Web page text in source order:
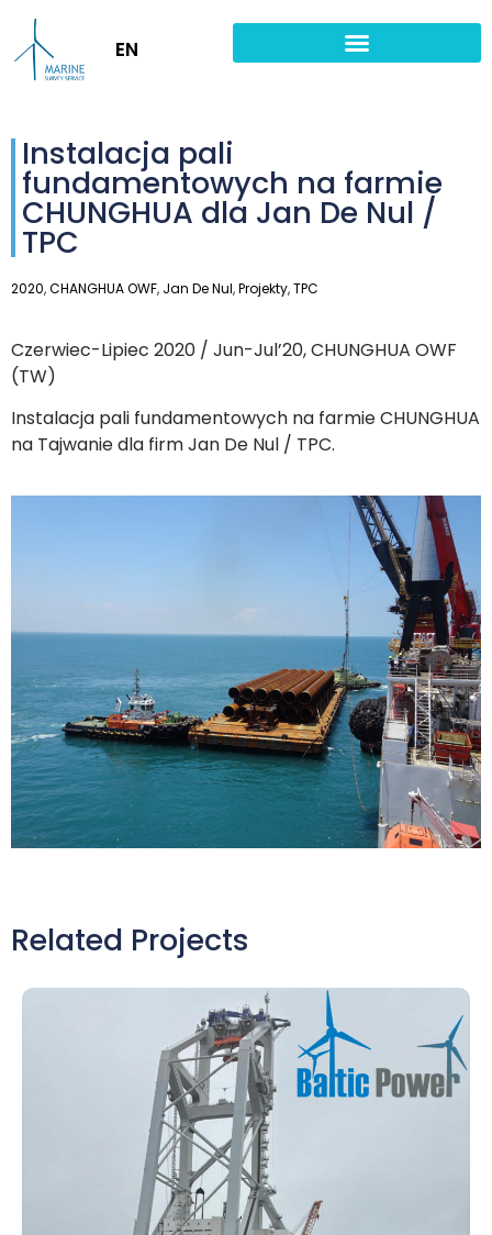
EN
Instalacja pali
fundamentowych na farmie
CHUNGHUA dla Jan De Nul /
TPC
2020,CHANGHUA OWF, Jan De Nul,Projekty,TPC
Czerwiec-Lipiec 2020 / Jun-Jul’20, CHUNGHUA OWF
(TW)
Instalacja pali fundamentowych na farmie CHUNGHUA
na Tajwanie dla firm Jan De Nul / TPC.
Related Projects